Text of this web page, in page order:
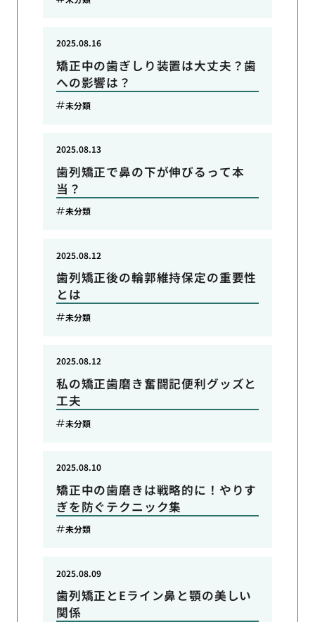
矯正中の歯ぎしり装置は大丈夫？歯
への影響は？
2025.08.16
未分類
歯列矯正で鼻の下が伸びるって本
当？
2025.08.13
未分類
歯列矯正後の輪郭維持保定の重要性
とは
2025.08.12
未分類
私の矯正歯磨き奮闘記便利グッズと
工夫
2025.08.12
未分類
矯正中の歯磨きは戦略的に！やりす
ぎを防ぐテクニック集
2025.08.10
未分類
歯列矯正とEライン鼻と顎の美しい
関係
2025.08.09